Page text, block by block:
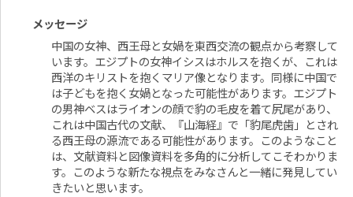
メッセージ
中国の女神、西王母と女媧を東西交流の観点から考察して
います。エジプトの女神イシスはホルスを抱くが、これは
西洋のキリストを抱くマリア像となります。同様に中国で
は子どもを抱く女媧となった可能性があります。エジプト
の男神ベスはライオンの顔で豹の毛皮を着て尻尾があり、
これは中国古代の文献、『山海経』で「豹尾虎歯」とされ
る西王母の源流である可能性があります。このようなこと
は、文献資料と図像資料を多角的に分析してこそわかりま
す。このような新たな視点をみなさんと一緒に発見してい
きたいと思います。